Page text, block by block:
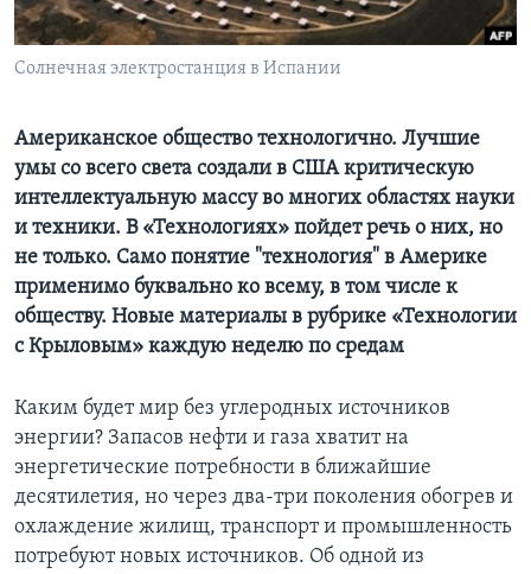
Learning English
Языки
Солнечная электростанция в Испании
Американское общество технологично. Лучшие
умы со всего света создали в США критическую
интеллектуальную массу во многих областях науки
и техники. В «Технологиях» пойдет речь о них, но
не только. Само понятие "технология" в Америке
применимо буквально ко всему, в том числе к
обществу. Новые материалы в рубрике «Технологии
с Крыловым» каждую неделю по средам
Каким будет мир без углеродных источников
энергии? Запасов нефти и газа хватит на
энергетические потребности в ближайшие
десятилетия, но через два-три поколения обогрев и
охлаждение жилищ, транспорт и промышленность
потребуют новых источников. Об одной из